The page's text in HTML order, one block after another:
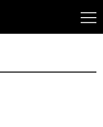
Lüdenscheid